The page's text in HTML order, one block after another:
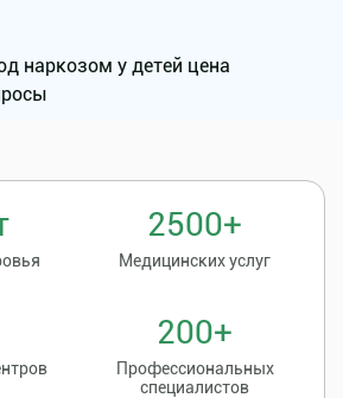
наркозом у детей цена
2500+
Медицинских услуг
200+
Профессиональных
специалистов